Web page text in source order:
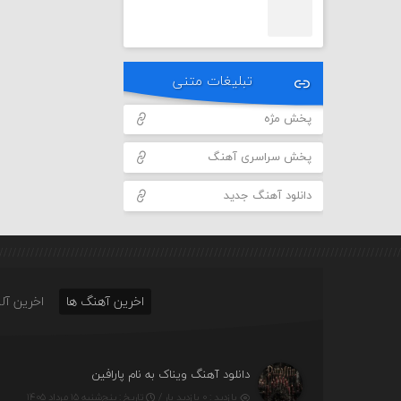
تبلیغات متنی
پخش مژه
پخش سراسری آهنگ
دانلود آهنگ جدید
اخرین آهنگ ها اخرین
دانلود آهنگ ویناک به نام پارافین
بازدید : ۰ بازدید بار / تاریخ : پنج‌شنبه ۱۵ مرداد ۱۴۰۵